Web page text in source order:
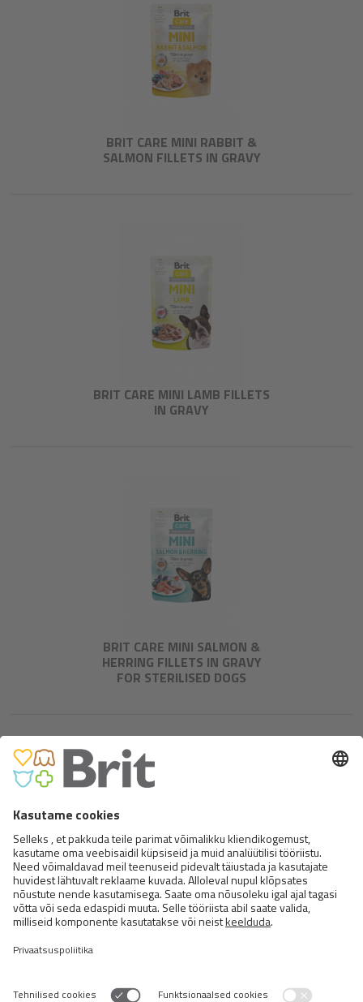
BRIT CARE MINI RABBIT &
SALMON FILLETS IN GRAVY
BRIT CARE MINI LAMB FILLETS
IN GRAVY
BRIT CARE MINI SALMON &
HERRING FILLETS IN GRAVY
FOR STERILISED DOGS
BRIT CARE MINI VENISON
FILLETS IN GRAVY